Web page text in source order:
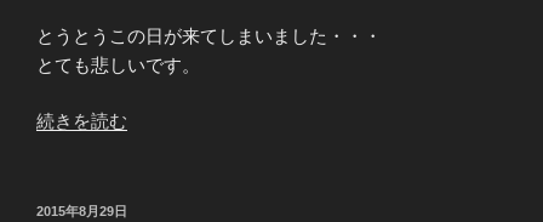
とうとうこの日が来てしまいました・・・
とても悲しいです。
“ド
ン
続きを読む
投
2015年8月29日